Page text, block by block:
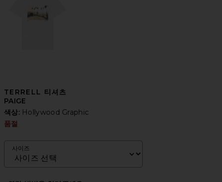
TERRELL 티셔츠
PAIGE
색상: Hollywood Graphic
품절
사이즈